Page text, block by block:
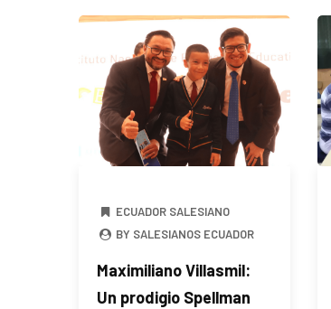
ECUADOR SALESIANO
BY SALESIANOS ECUADOR
Maximiliano Villasmil:
Un prodigio Spellman